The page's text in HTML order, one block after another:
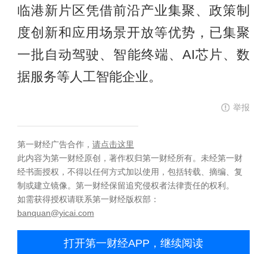
临港新片区凭借前沿产业集聚、政策制
度创新和应用场景开放等优势，已集聚
一批自动驾驶、智能终端、AI芯片、数
据服务等人工智能企业。
举报
第一财经广告合作， 请点击这里
此内容为第一财经原创，著作权归第一财经所有。未经第一财
经书面授权，不得以任何方式加以使用，包括转载、摘编、复
制或建立镜像。第一财经保留追究侵权者法律责任的权利。
如需获得授权请联系第一财经版权部：
banquan@yicai.com
打开第一财经APP，继续阅读